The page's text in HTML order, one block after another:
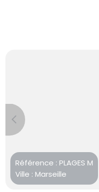
Previous
Référence : PLAGES M
Ville : Marseille